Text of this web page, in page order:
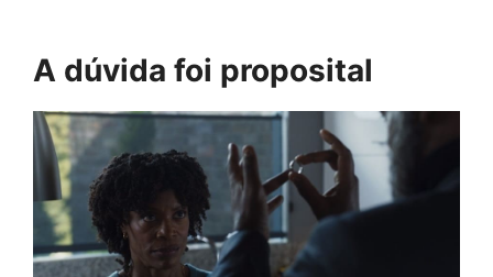
A dúvida foi proposital